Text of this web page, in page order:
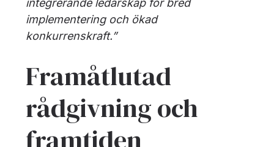
integrerande ledarskap för bred
implementering och ökad
konkurrenskraft.”
Framåtlutad
rådgivning och
framtiden